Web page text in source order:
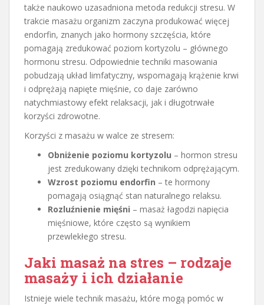
także naukowo uzasadniona metoda redukcji stresu. W
trakcie masażu organizm zaczyna produkować więcej
endorfin, znanych jako hormony szczęścia, które
pomagają zredukować poziom kortyzolu – głównego
hormonu stresu. Odpowiednie techniki masowania
pobudzają układ limfatyczny, wspomagają krążenie krwi
i odprężają napięte mięśnie, co daje zarówno
natychmiastowy efekt relaksacji, jak i długotrwałe
korzyści zdrowotne.
Korzyści z masażu w walce ze stresem:
Obniżenie poziomu kortyzolu – hormon stresu
jest zredukowany dzięki technikom odprężającym.
Wzrost poziomu endorfin – te hormony
pomagają osiągnąć stan naturalnego relaksu.
Rozluźnienie mięśni – masaż łagodzi napięcia
mięśniowe, które często są wynikiem
przewlekłego stresu.
Jaki masaż na stres – rodzaje
masaży i ich działanie
Istnieje wiele technik masażu, które mogą pomóc w